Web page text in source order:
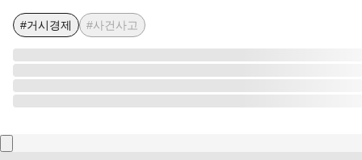
#거시경제 #사건사고